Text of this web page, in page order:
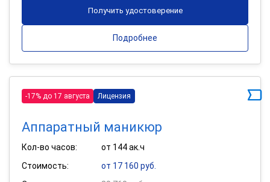
Получить удостоверение
Подробнее
-17% до 17 августа Лицензия
Аппаратный маникюр
Кол-во часов:
от 144 ак.ч
Стоимость:
от 17 160 руб.